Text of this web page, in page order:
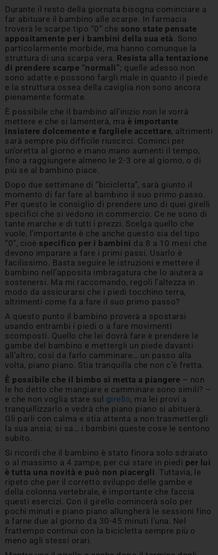
Durante il resto della giornata bisogna cominciare a
far abituare il bambino alle scarpe. In farmacia
troverà le scarpe tipo “0” che sono state pensate
appositamente per i bambini della sua età. Sono
particolarmente morbide, ma hanno comunque la
struttura di una scarpa vera. Resista alla tentazione
di prendere scarpe “normali”; quelle adesso non
sono adatte e possono fargli male in quanto il piede
e la struttura ossea della caviglia non sono ancora
pienamente formate.
È possibile che il bambino all’inizio non le vorrà
mettere e che si lamenterà, ma è importante
insistere dolcemente e fargliele accettare, altrimenti
sarà sempre più difficile riuscirci. Cominci per
un’oretta al giorno e mano mano aumenti il tempo,
fino a raggiungere almeno le 2-3 ore al giorno, o di
più se al bambino piace.
Dopo due settimane di “bicicletta”, sarà giunto il
momento di far fare al bambino il suo primo passo.
Per questo le consiglio di prendere uno di quei girelli
specifici che si vedono in commercio. Ce ne sono di
tante marche e di tutti i prezzi. Scelga quello che
vuole, l’importante è che anche questo sia del tipo
“0”, cioè specifico per i bambini da 8 a 10 mesi che
devono imparare a fare i primi passi. Usarlo è
facilissimo. Basta seguire le istruzioni e mettere il
bambino nell’apposita imbragatura che lo aiuterà a
sostenersi. Ma mi raccomando, regoli l’altezza in
modo da assicurarsi che i piedi tocchino terra,
altrimenti come fa a fare il suo primo passo?
A questo punto il bambino proverà a spostarsi
usando entrambi i piedi o a fare movimenti
scomposti. Quello che lei dovrà fare è prendere le
gambe del bambino e mettergli un piede davanti
all’altro, così da farlo camminare… un passo alla
volta, piano piano. Stia tranquilla che non c’è fretta.
È possibile che il bimbo si metta a piangere – non
le ho detto che mangiare e camminare sono simili? –
e che non voglia stare sul girello, ma lei provi a
tranquillizzarlo e vedrà che piano piano si abituerà.
Gli parli con calma e stia attenta a non trasmettergli
la sua ansia; si sa… i bambini queste cose le sentono
subito.
Si ricordi che il bambino è stato finora solo sdraiato
o al massimo a 4 zampe, per cui stare in piedi per lui
è tutta una novità e può non piacergli. Tuttavia, le
ripeto che per il corretto sviluppo delle gambe e
della colonna vertebrale, è importante che faccia
questi esercizi. Con il girello comincerà solo per
pochi minuti e piano piano allungherà le sessioni fino
a farne due al giorno da 30-45 minuti l’una. Nel
frattempo continui con la bicicletta sempre più o
meno agli stessi orari.